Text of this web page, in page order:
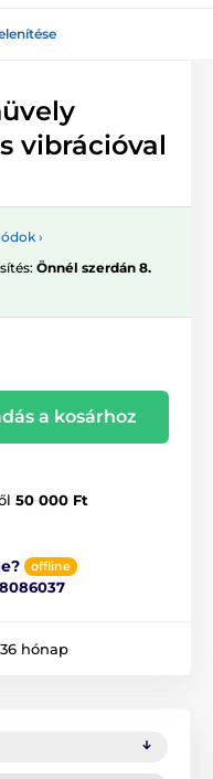
vibrációval
›
Önnél szerdán 8.
a kosárhoz
50 000 Ft
offline
36 hónap